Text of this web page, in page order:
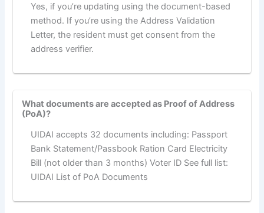
Yes, if you’re updating using the document-based
method. If you’re using the Address Validation
Letter, the resident must get consent from the
address verifier.
What documents are accepted as Proof of Address
(PoA)?
UIDAI accepts 32 documents including: Passport
Bank Statement/Passbook Ration Card Electricity
Bill (not older than 3 months) Voter ID See full list:
UIDAI List of PoA Documents